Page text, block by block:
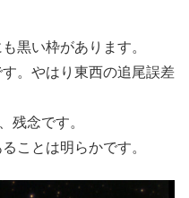
黒い枠があります。
。やはり東西の追尾誤差
残念です。
ことは明らかです。